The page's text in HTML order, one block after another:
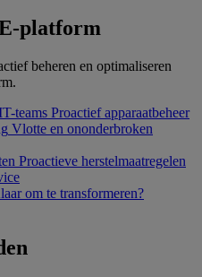
platform
beheren en optimaliseren
teams Proactief apparaatbeheer
Vlotte en ononderbroken
Proactieve herstelmaatregelen
om te transformeren?